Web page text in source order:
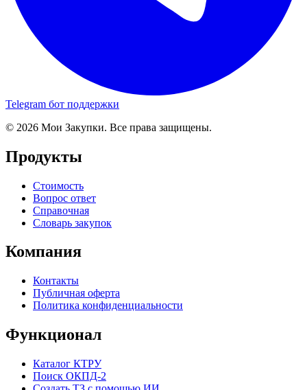
Telegram бот поддержки
© 2026 Мои Закупки. Все права защищены.
Продукты
Стоимость
Вопрос ответ
Справочная
Словарь закупок
Компания
Контакты
Публичная оферта
Политика конфиденциальности
Функционал
Каталог КТРУ
Поиск ОКПД-2